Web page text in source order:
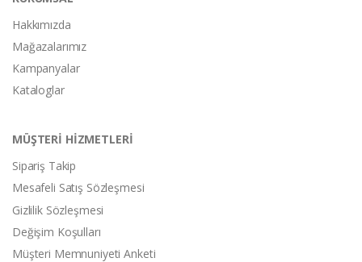
Hakkımızda
Mağazalarımız
Kampanyalar
Kataloglar
MÜŞTERİ HİZMETLERİ
Sipariş Takip
Mesafeli Satış Sözleşmesi
Gizlilik Sözleşmesi
Değişim Koşulları
Müşteri Memnuniyeti Anketi